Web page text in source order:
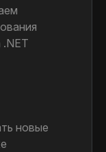
новые